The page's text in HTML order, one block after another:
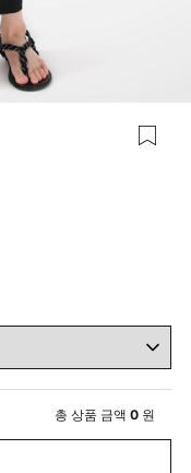
총 상품 금액 0 원